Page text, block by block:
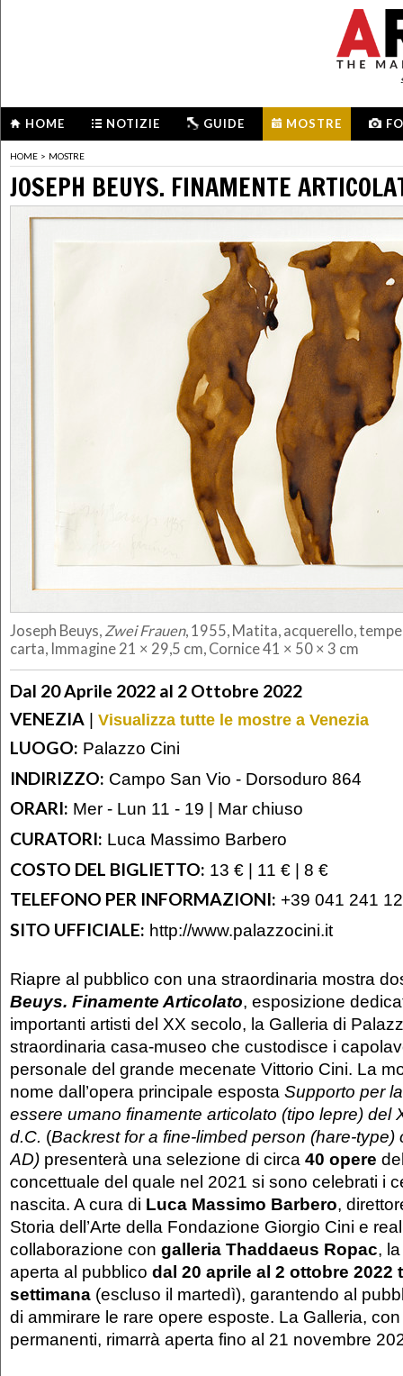
HOME NOTIZIE GUIDE MOSTRE
HOME > MOSTRE
JOSEPH BEUYS. FINAMENTE
Joseph Beuys,Zwei Frauen, 1955, Matita, acquerello,
carta, Immagine 21 × 29,5 cm, Cornice 41 × 50 × 3 cm
Dal 20 Aprile 2022 al 2 Ottobre 2022
VENEZIA | Visualizza tutte le mostre a Venezia
LUOGO: Palazzo Cini
INDIRIZZO: Campo San Vio - Dorsoduro 864
ORARI: Mer - Lun 11 - 19 | Mar chiuso
CURATORI: Luca Massimo Barbero
COSTO DEL BIGLIETTO: 13 € | 11 € | 8 €
TELEFONO PER INFORMAZIONI: +39 041 241
SITO UFFICIALE: http://www.palazzocini.it
Riapre al pubblico con una straordinaria mostra
Beuys. Finamente Articolato, esposizione
importanti artisti del XX secolo, la Galleria di
straordinaria casa-museo che custodisce i
personale del grande mecenate Vittorio Cini. La
nome dall’opera principale esposta Supporto per
essere umano finamente articolato (tipo lepre) del
d.C. (Backrest for a fine-limbed person (hare-type)
AD) presenterà una selezione di circa 40 opere
concettuale del quale nel 2021 si sono celebrati i
nascita. A cura di Luca Massimo Barbero,
Storia dell’Arte della Fondazione Giorgio Cini e
collaborazione con galleria Thaddaeus Ropac,
aperta al pubblico dal 20 aprile al 2 ottobre 2022
settimana (escluso il martedì), garantendo al
di ammirare le rare opere esposte. La Galleria,
permanenti, rimarrà aperta fino al 21 novembre